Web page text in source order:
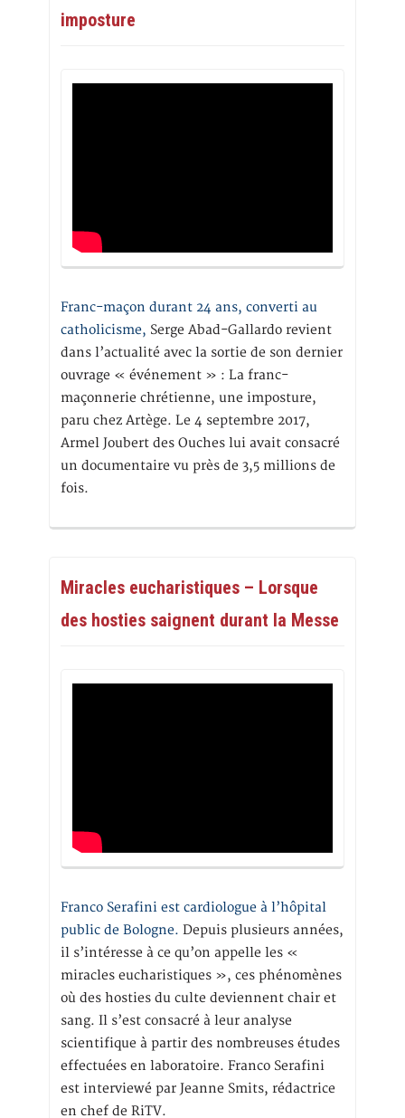
imposture
Franc-maçon durant 24 ans, converti au
catholicisme, Serge Abad-Gallardo revient
dans l’actualité avec la sortie de son dernier
ouvrage « événement » : La franc-
maçonnerie chrétienne, une imposture,
paru chez Artège. Le 4 septembre 2017,
Armel Joubert des Ouches lui avait consacré
un documentaire vu près de 3,5 millions de
fois.
Miracles eucharistiques – Lorsque
des hosties saignent durant la Messe
Franco Serafini est cardiologue à l’hôpital
public de Bologne. Depuis plusieurs années,
il s’intéresse à ce qu’on appelle les «
miracles eucharistiques », ces phénomènes
où des hosties du culte deviennent chair et
sang. Il s’est consacré à leur analyse
scientifique à partir des nombreuses études
effectuées en laboratoire. Franco Serafini
est interviewé par Jeanne Smits, rédactrice
en chef de RiTV.